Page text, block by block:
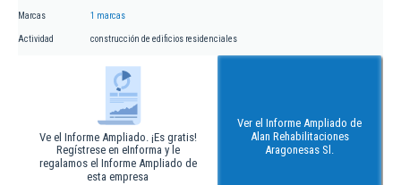
Marcas 1 marcas
Actividad construcción de edificios residenciales
Ve el Informe Ampliado. ¡Es gratis!
Regístrese en eInforma y le
regalamos el Informe Ampliado de
esta empresa
Ver el Informe Ampliado de
Alan Rehabilitaciones
Aragonesas Sl.